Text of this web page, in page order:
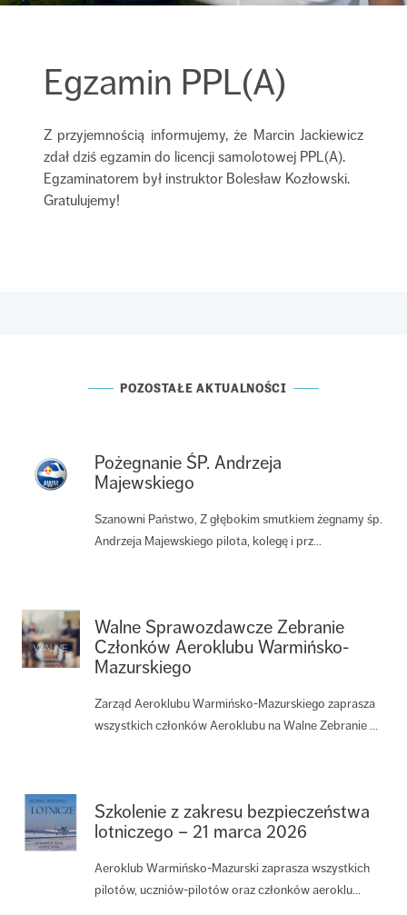
Egzamin PPL(A)
Z przyjemnością informujemy, że Marcin Jackiewicz
zdał dziś egzamin do licencji samolotowej PPL(A).
Egzaminatorem był instruktor Bolesław Kozłowski.
Gratulujemy!
POZOSTAŁE AKTUALNOŚCI
Pożegnanie ŚP. Andrzeja
Majewskiego
Szanowni Państwo, Z głębokim smutkiem żegnamy śp.
Andrzeja Majewskiego pilota, kolegę i prz...
Walne Sprawozdawcze Zebranie
Członków Aeroklubu Warmińsko-
Mazurskiego
Zarząd Aeroklubu Warmińsko-Mazurskiego zaprasza
wszystkich członków Aeroklubu na Walne Zebranie ...
Szkolenie z zakresu bezpieczeństwa
lotniczego – 21 marca 2026
Aeroklub Warmińsko-Mazurski zaprasza wszystkich
pilotów, uczniów-pilotów oraz członków aeroklu...